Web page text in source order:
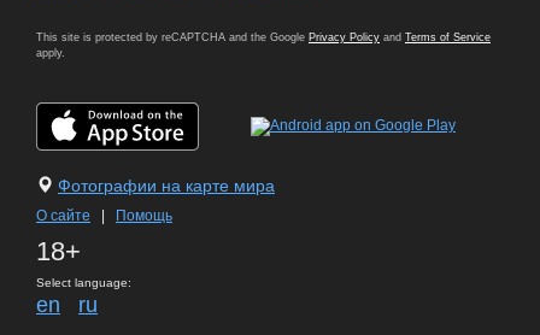
This site is protected by reCAPTCHA and the Google Privacy Policy and Terms of Service
apply.
Фотографии на карте мира
О сайте Помощь
18+
Select language:
en ru